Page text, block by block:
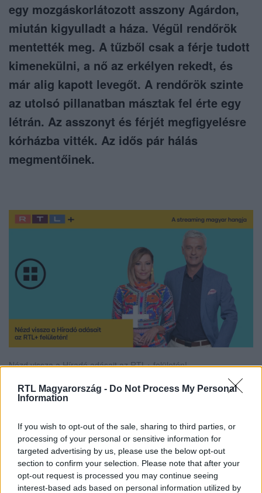
RTL Magyarország - Do Not Process My Personal
Information
If you wish to opt-out of the sale, sharing to third parties, or
processing of your personal or sensitive information for
targeted advertising by us, please use the below opt-out
section to confirm your selection. Please note that after your
opt-out request is processed you may continue seeing
interest-based ads based on personal information utilized by
egy mozgáskorlátozott asszony Agárdon,
miután kigyulladt a háza. Végül rendőrök
mentették meg. A tűzből csak a férje tudott
kimenekülni, a nő az erkélyen rekedt, és
már alig kapott levegőt. A rendőrök szinte
az utolsó pillanatban másztak fel érte egy
létrán. Az asszonyt és férjét megfigyelésre
kórházba vitték. Az idős pár hálás
megmentőinek.
Nézd vissza a Híradó adásait az RTL+ felületén!
legyen a Google-találatokban!